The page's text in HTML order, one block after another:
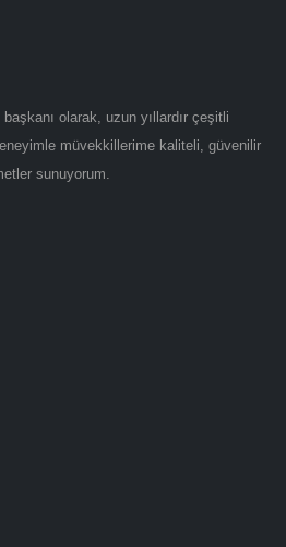
olarak, uzun yıllardır çeşitli
müvekkillerime kaliteli, güvenilir
sunuyorum.